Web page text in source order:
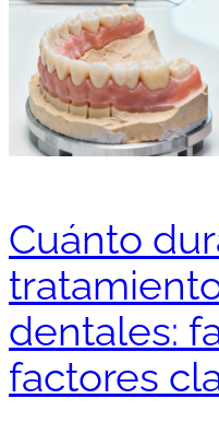
Cuánto
dentales:
factores